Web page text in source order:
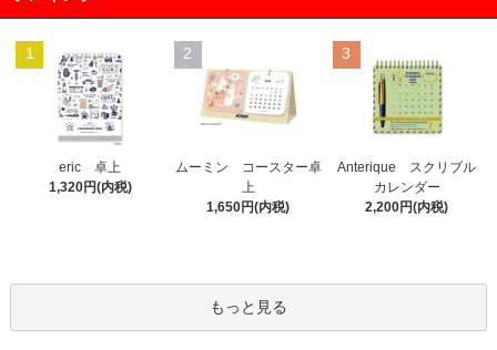
1
eric 卓上
1,320円(内税)
2
ムーミン コースター卓
上
1,650円(内税)
3
Anterique スクリブル
カレンダー
2,200円(内税)
もっと見る